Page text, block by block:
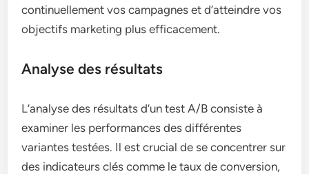
continuellement vos campagnes et d’atteindre vos
objectifs marketing plus efficacement.
Analyse des résultats
L’analyse des résultats d’un test A/B consiste à
examiner les performances des différentes
variantes testées. Il est crucial de se concentrer sur
des indicateurs clés comme le taux de conversion,